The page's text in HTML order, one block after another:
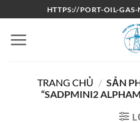
qua
nội
HTTPS://PORT-OIL-
TRANG CHỦ / SẢN
“SADPMINI2